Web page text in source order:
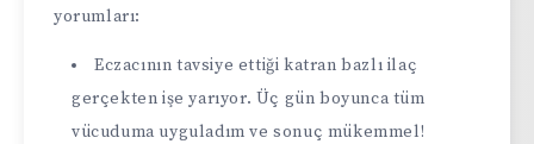
yorumları:
Eczacının tavsiye ettiği katran bazlı ilaç
gerçekten işe yarıyor. Üç gün boyunca tüm
vücuduma uyguladım ve sonuç mükemmel!